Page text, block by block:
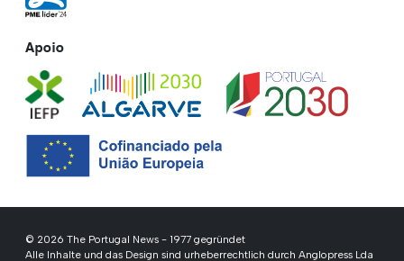
Apoio
© 2026 The Portugal News - 1977 gegründet
Alle Inhalte und das Design sind urheberrechtlich durch Anglopress Lda